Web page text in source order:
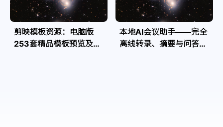
剪映模板资源：电脑版
253套精品模板预览及源
本地AI会议助手——完全
离线转录、摘要与问答，